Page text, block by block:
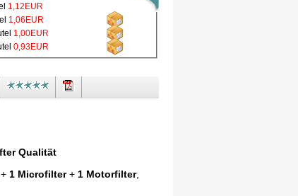
1,12EUR
1,06EUR
1,00EUR
0,93EUR
Qualität
+ 1 Microfilter+ 1 Motorfilter,